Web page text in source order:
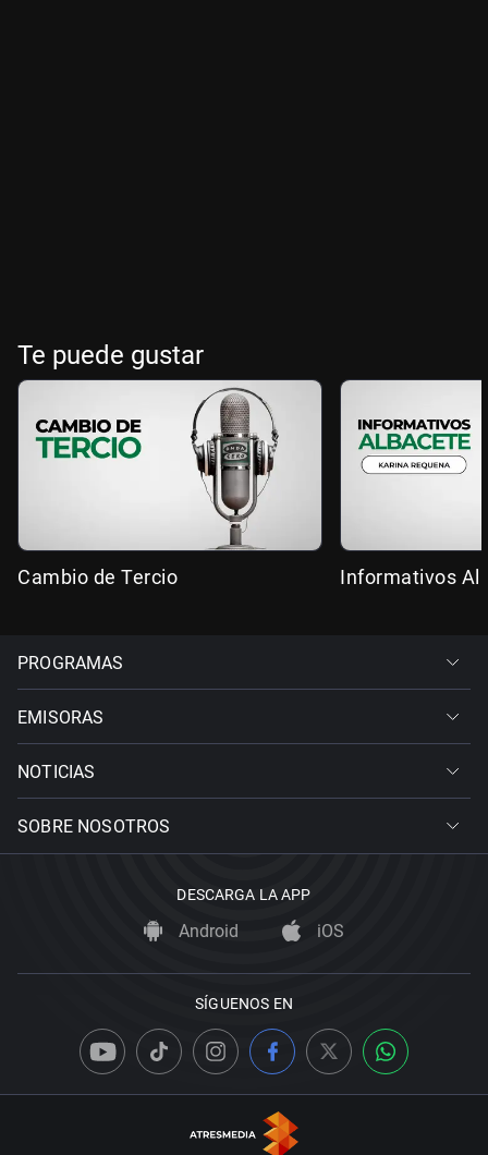
Te puede gustar
Cambio de Tercio Informativos
PROGRAMAS
EMISORAS
NOTICIAS
SOBRE NOSOTROS
DESCARGA LA APP
Android iOS
SÍGUENOS EN